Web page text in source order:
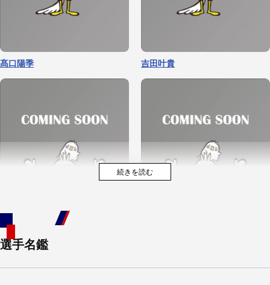
髙口陽季 吉田叶貴
西部秀馬 山口瑛司
選手名鑑